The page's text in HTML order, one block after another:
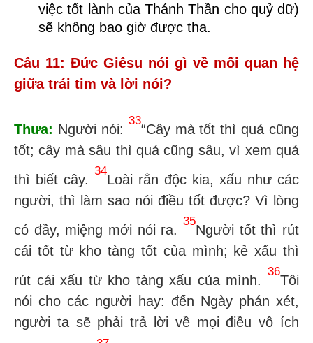
việc tốt lành của Thánh Thần cho quỷ dữ)
sẽ không bao giờ được tha.
Câu 11: Đức Giêsu nói gì về mối quan hệ
giữa trái tim và lời nói?
Thưa: Người nói:
33
“Cây mà tốt thì quả cũng
tốt; cây mà sâu thì quả cũng sâu, vì xem quả
thì biết cây.
34
Loài rắn độc kia, xấu như các
người, thì làm sao nói điều tốt được? Vì lòng
có đầy, miệng mới nói ra.
35
Người tốt thì rút
cái tốt từ kho tàng tốt của mình; kẻ xấu thì
rút cái xấu từ kho tàng xấu của mình.
36
Tôi
nói cho các người hay: đến Ngày phán xét,
người ta sẽ phải trả lời về mọi điều vô ích